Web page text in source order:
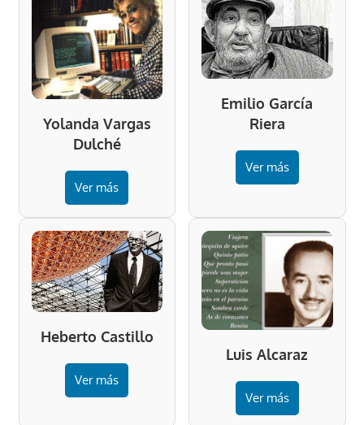
Yolanda Vargas
Dulché
Ver más
Emilio García
Riera
Ver más
Heberto Castillo
Ver más
Luis Alcaraz
Ver más